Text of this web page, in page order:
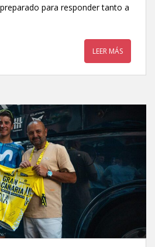
para responder tanto a
LEER MÁS